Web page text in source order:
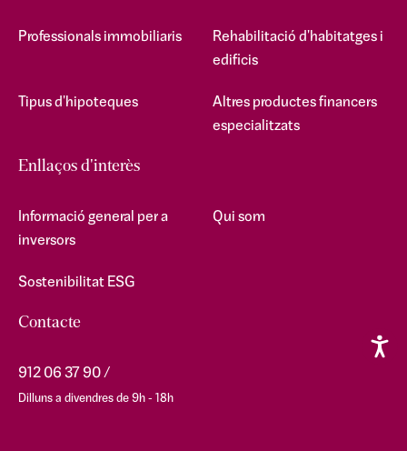
Professionals immobiliaris
Rehabilitació d'habitatges i
edificis
Tipus d'hipoteques
Altres productes financers
especialitzats
Enllaços d'interès
Informació general per a
inversors
Qui som
Sostenibilitat ESG
Contacte
912 06 37 90
Dilluns a divendres de 9h - 18h